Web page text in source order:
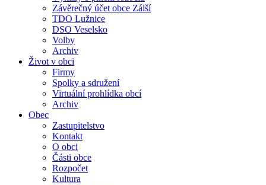
Závěrečný účet obce Zálší
TDO Lužnice
DSO Veselsko
Volby
Archiv
Život v obci
Firmy
Spolky a sdružení
Virtuální prohlídka obcí
Archiv
Obec
Zastupitelstvo
Kontakt
O obci
Části obce
Rozpočet
Kultura